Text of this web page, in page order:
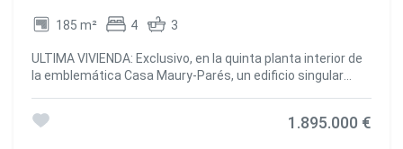
185 m² 4 3
ULTIMA VIVIENDA: Exclusivo, en la quinta planta interior de
la emblemática Casa Maury-Parés, un edificio singular
y a pocos pasos del Passeig de Gràcia, este inmueble
1.895.000 €